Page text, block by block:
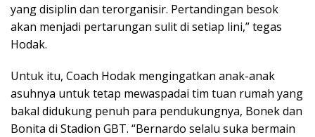
yang disiplin dan terorganisir. Pertandingan besok
akan menjadi pertarungan sulit di setiap lini,” tegas
Hodak.
Untuk itu, Coach Hodak mengingatkan anak-anak
asuhnya untuk tetap mewaspadai tim tuan rumah yang
bakal didukung penuh para pendukungnya, Bonek dan
Bonita di Stadion GBT. “Bernardo selalu suka bermain